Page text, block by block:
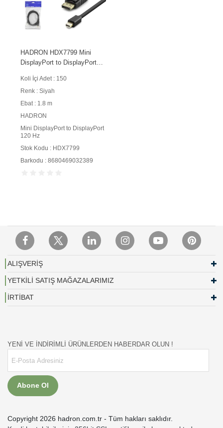
HADRON HDX7799 Mini
DisplayPort to DisplayPort
m Siyah
Koli İçi Adet : 150
Renk : Siyah
Ebat : 1.8 m
HADRON
Mini DisplayPort to DisplayPort
120 Hz
Stok Kodu : HDX7799
Barkodu : 8680469032389
ALIŞVERİŞ
YETKİLİ SATIŞ MAĞAZALARIMIZ
İRTİBAT
YENİ VE İNDİRİMLİ ÜRÜNLERDEN HABERDAR OLUN !
Abone Ol
Copyright 2026 hadron.com.tr - Tüm hakları saklıdır.